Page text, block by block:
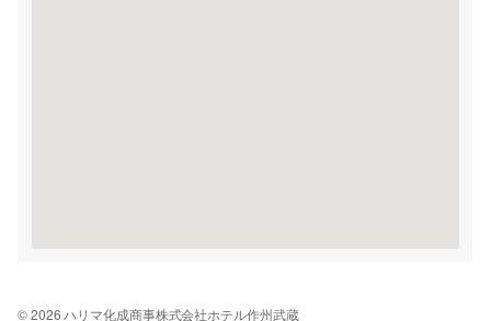
© 2026 ハリマ化成商事株式会社ホテル作州武蔵